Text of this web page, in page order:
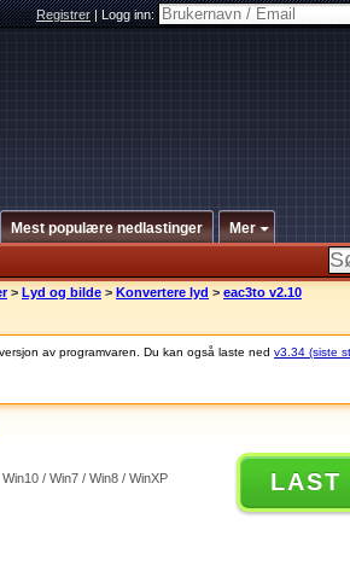
Registrer|Logg inn:
Mest populære nedlastinger Mer
> Lyd og bilde > Konvertere lyd > eac3to v2.10
av programvaren. Du kan også laste ned v3.34 (siste
/ Win7 / Win8 / WinXP LAST